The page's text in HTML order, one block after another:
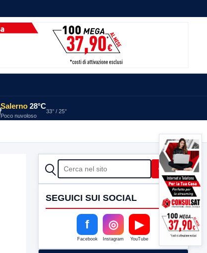
Salerno 28°C
Poco nuvoloso
33° / 25°
CERCA Cerca
SEGUICI SUI SOCIAL
f
Facebook
◎
Instagram
▶
YouTube